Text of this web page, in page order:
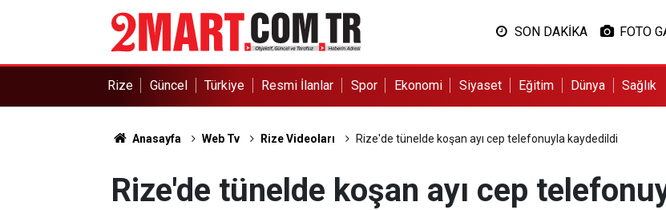
SON DAKİKA FOTO
Rize Güncel Türkiye Resmi İlanlar Spor Ekonomi Siyaset Eğitim Dünya Sağlık
Anasayfa Web Tv Rize Videoları Rize'de tünelde koşan ayı cep telefonuyla kaydedildi
Rize'de tünelde koşan ayı cep